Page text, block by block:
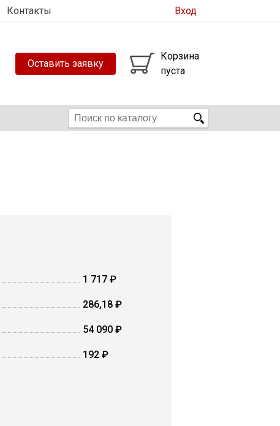
Контакты Вход
Корзина
пуста
Оставить заявку
1 717 ₽
286,18 ₽
54 090 ₽
192 ₽